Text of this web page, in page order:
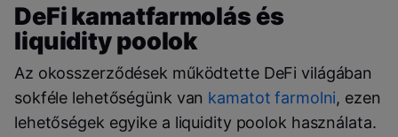
DeFi kamatfarmolás és
liquidity poolok
Az okosszerződések működtette DeFi világában
sokféle lehetőségünk van kamatot farmolni, ezen
lehetőségek egyike a liquidity poolok használata.